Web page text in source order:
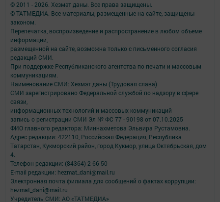
© 2011 - 2026. Хезмәт даны. Все права защищены.
© ТАТМЕДИА. Все материалы, размещенные на сайте, защищены
законом.
Перепечатка, воспроизведение и распространение в любом объеме
информации,
размещенной на сайте, возможна только с письменного согласия
редакций СМИ.
При поддержке Республиканского агентства по печати и массовым
коммуникациям.
Наименование СМИ: Хезмэт даны (Трудовая слава)
СМИ зарегистрировано Федеральной службой по надзору в сфере
связи,
информационных технологий и массовых коммуникаций
запись о регистрации СМИ Эл № ФС 77 - 90198 от 07.10.2025
ФИО главного редактора: Миннахметова Эльвира Рустамовна.
Адрес редакции: 422110, Российская Федерация, Республика
Татарстан, Кукморский район, город Кукмор, улица Октябрьская, дом
4.
Телефон редакции: (84364) 2-66-50
E-mail редакции: hezmat_dani@mail.ru
Электронная почта филиала для сообщений о фактах коррупции:
hezmat_dani@mail.ru
Учредитель СМИ: АО «ТАТМЕДИА»